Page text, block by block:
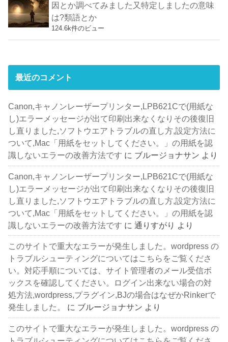
因とか調べてみました又特定しましたの意味
は?類語とか
124.6k件のビュー
最近のコメント
Canon,キャノンレーザープリンター,LPB621Cで(用紙な
し)エラーメッセージが出て印刷出来なくなりその後復旧
し直りました,ソフトウエアトラブルの直し方,設定方法に
ついて,Mac「用紙をセットしてください。」の用紙を認
識しないエラーの改善方法です に ブルージョナサン より
Canon,キャノンレーザープリンター,LPB621Cで(用紙な
し)エラーメッセージが出て印刷出来なくなりその後復旧
し直りました,ソフトウエアトラブルの直し方,設定方法に
ついて,Mac「用紙をセットしてください。」の用紙を認
識しないエラーの改善方法です に通りすがり より
このサイトで重大なエラーが発生しました。wordpress の
トラブルシューティングについてはこちらをご覧くださ
い。対応手順については、サイト管理者のメール受信ボ
ックスを確認してください。ログイン出来ない場合の対
処方法,wordpress,プラグイン,BJの場合はなぜかRinkerで
発生しました。
に ブルージョナサン より
このサイトで重大なエラーが発生しました。wordpress の